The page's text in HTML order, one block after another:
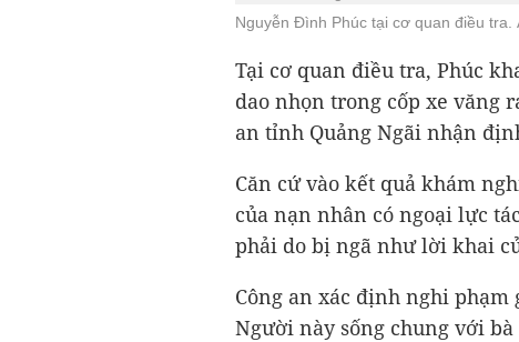
Nguyễn Đình Phúc tại cơ quan điều tra.
Tại cơ quan điều tra, Phúc
dao nhọn trong cốp xe văng
an tỉnh Quảng Ngãi nhận
Căn cứ vào kết quả khám
của nạn nhân có ngoại lực
phải do bị ngã như lời khai
Công an xác định nghi
Người này sống chung với